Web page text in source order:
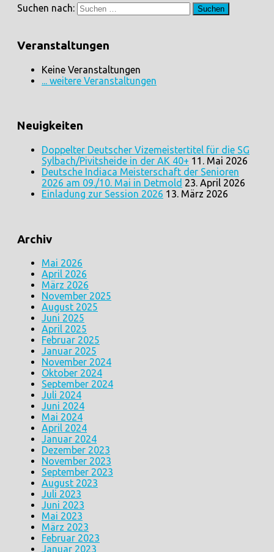
Suchen nach:
Veranstaltungen
Keine Veranstaltungen
... weitere Veranstaltungen
Neuigkeiten
Doppelter Deutscher Vizemeistertitel für die SG
Sylbach/Pivitsheide in der AK 40+ 11. Mai 2026
Deutsche Indiaca Meisterschaft der Senioren
2026 am 09./10. Mai in Detmold 23. April 2026
Einladung zur Session 2026 13. März 2026
Archiv
Mai 2026
April 2026
März 2026
November 2025
August 2025
Juni 2025
April 2025
Februar 2025
Januar 2025
November 2024
Oktober 2024
September 2024
Juli 2024
Juni 2024
Mai 2024
April 2024
Januar 2024
Dezember 2023
November 2023
September 2023
August 2023
Juli 2023
Juni 2023
Mai 2023
März 2023
Februar 2023
Januar 2023